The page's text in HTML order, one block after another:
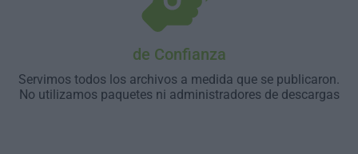
de Confianza
Servimos todos los archivos a medida que se publicaron.
No utilizamos paquetes ni administradores de descargas